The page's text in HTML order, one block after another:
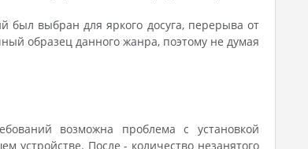
был выбран для яркого досуга, перерыва от
образец данного жанра, поэтому не думая
возможна проблема с установкой
устройстве. После - количество незанятого